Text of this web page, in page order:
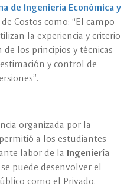
de Ingeniería Económica y
Costos como: “El campo
la experiencia y criterio
los principios y técnicas
y control de
organizada por la
a los estudiantes
labor de la Ingeniería
puede desenvolver el
como el Privado.